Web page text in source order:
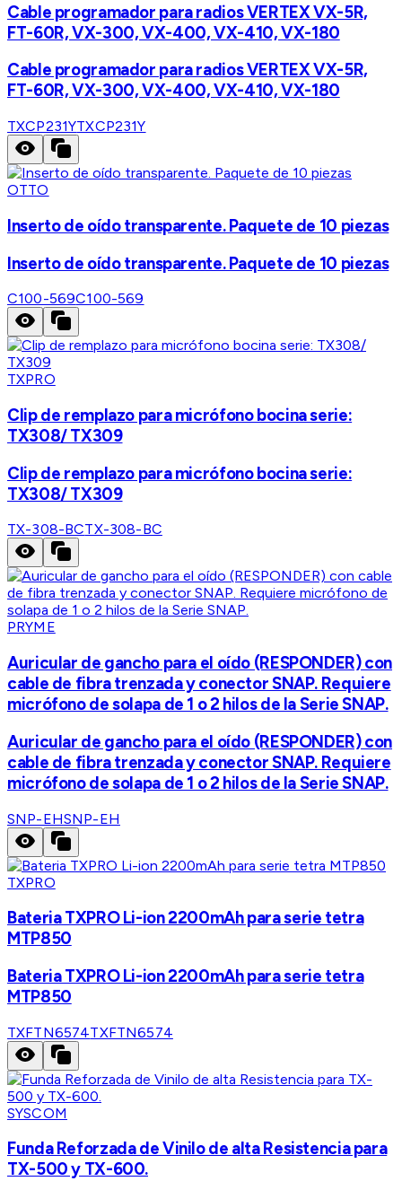
Cable programador para radios VERTEX VX-5R,
FT-60R, VX-300, VX-400, VX-410, VX-180
Cable programador para radios VERTEX VX-5R,
FT-60R, VX-300, VX-400, VX-410, VX-180
TXCP231YTXCP231Y
OTTO
Inserto de oído transparente. Paquete de 10 piezas
Inserto de oído transparente. Paquete de 10 piezas
C100-569C100-569
TXPRO
Clip de remplazo para micrófono bocina serie:
TX308/ TX309
Clip de remplazo para micrófono bocina serie:
TX308/ TX309
TX-308-BCTX-308-BC
PRYME
Auricular de gancho para el oído (RESPONDER) con
cable de fibra trenzada y conector SNAP. Requiere
micrófono de solapa de 1 o 2 hilos de la Serie SNAP.
Auricular de gancho para el oído (RESPONDER) con
cable de fibra trenzada y conector SNAP. Requiere
micrófono de solapa de 1 o 2 hilos de la Serie SNAP.
SNP-EHSNP-EH
TXPRO
Bateria TXPRO Li-ion 2200mAh para serie tetra
MTP850
Bateria TXPRO Li-ion 2200mAh para serie tetra
MTP850
TXFTN6574TXFTN6574
SYSCOM
Funda Reforzada de Vinilo de alta Resistencia para
TX-500 y TX-600.